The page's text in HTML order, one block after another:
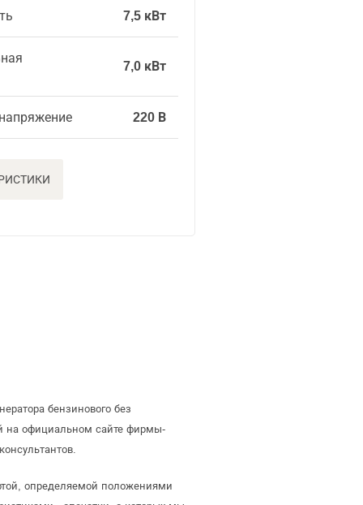
7,5 кВт
7,0 кВт
220 В
бензинового без
на официальном сайте фирмы-
определяемой положениями